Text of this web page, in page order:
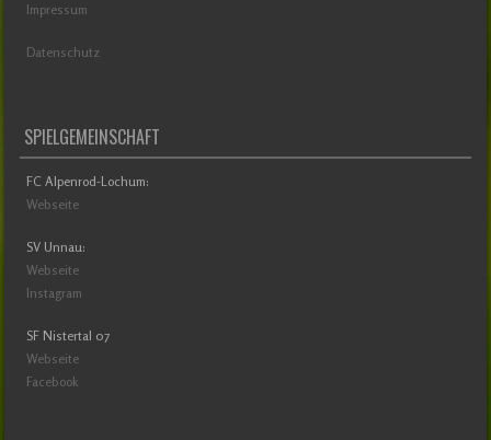
Impressum
Datenschutz
SPIELGEMEINSCHAFT
FC Alpenrod-Lochum:
Webseite
SV Unnau:
Webseite
Instagram
SF Nistertal 07
Webseite
Facebook